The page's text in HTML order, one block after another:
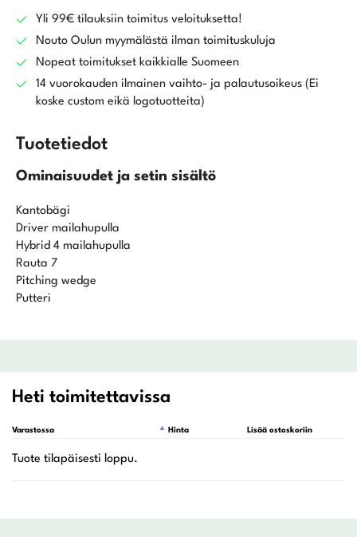
Yli 99€ tilauksiin toimitus veloituksetta!
Nouto Oulun myymälästä ilman toimituskuluja
Nopeat toimitukset kaikkialle Suomeen
14 vuorokauden ilmainen vaihto- ja palautusoikeus (Ei
koske custom eikä logotuotteita)
Tuotetiedot
Ominaisuudet ja setin sisältö
Kantobägi
Driver mailahupulla
Hybrid 4 mailahupulla
Rauta 7
Pitching wedge
Putteri
Heti toimitettavissa
Varastossa Hinta Lisää ostoskoriin